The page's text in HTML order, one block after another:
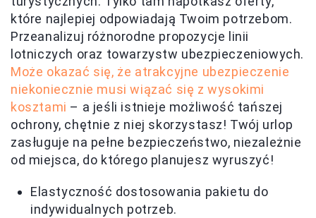
które najlepiej odpowiadają Twoim potrzebom.
Przeanalizuj różnorodne propozycje linii
lotniczych oraz towarzystw ubezpieczeniowych.
Może okazać się, że atrakcyjne ubezpieczenie
niekoniecznie musi wiązać się z wysokimi
kosztami – a jeśli istnieje możliwość tańszej
ochrony, chętnie z niej skorzystasz! Twój urlop
zasługuje na pełne bezpieczeństwo, niezależnie
od miejsca, do którego planujesz wyruszyć!
Elastyczność dostosowania pakietu do
indywidualnych potrzeb.